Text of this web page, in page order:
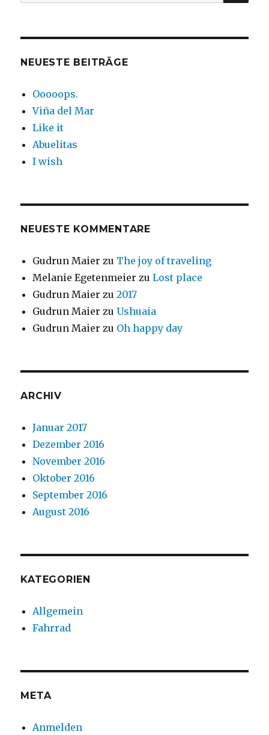
nach:
NEUESTE BEITRÄGE
Ooooops.
Viña del Mar
Like it
Abuelitas
I wish
NEUESTE KOMMENTARE
Gudrun Maier zu The joy of traveling
Melanie Egetenmeier zuLost place
Gudrun Maier zu2017
Gudrun Maier zuUshuaia
Gudrun Maier zu Oh happy day
ARCHIV
Januar 2017
Dezember 2016
November 2016
Oktober 2016
September 2016
August 2016
KATEGORIEN
Allgemein
Fahrrad
META
Anmelden